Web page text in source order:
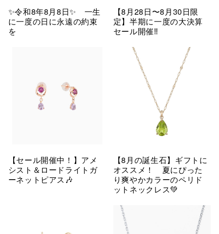
✨令和8年8月8日✨ 一生
に一度の日に永遠の約束
を
【8月28日〜8月30日限
定】半期に一度の大決算
セール開催‼︎
【セール開催中！】アメ
シスト＆ロードライトガ
ーネットピアス🎶
【8月の誕生石】ギフトに
オススメ！ 夏にぴった
り爽やかカラーのペリド
ットネックレス💚